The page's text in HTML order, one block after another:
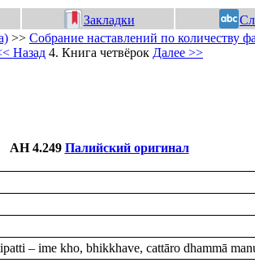
Закладки
>> Собрание наставлений по количеству
Назад 4. Книга четвёрок Далее >>
АН 4.249 Палийский оригинал
– ime kho, bhikkhave, cattāro dhammā